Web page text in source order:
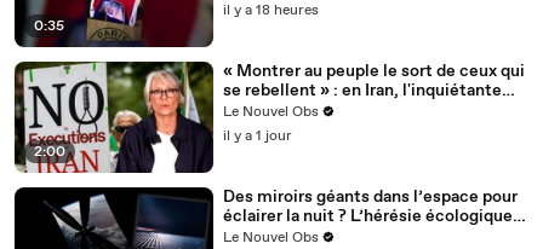
0:35
il y a 18 heures
2:00
« Montrer au peuple le sort de ceux qui
se rebellent » : en Iran, l'inquiétante
flambée des exécutions
Le Nouvel Obs
il y a 1 jour
Des miroirs géants dans l’espace pour
éclairer la nuit ? L’hérésie écologique
d’une start-up américaine
Le Nouvel Obs